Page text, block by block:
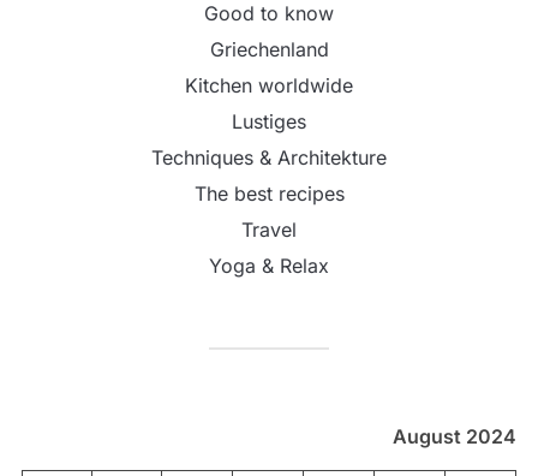
Good to know
Griechenland
Kitchen worldwide
Lustiges
Techniques & Architekture
The best recipes
Travel
Yoga & Relax
August 2024